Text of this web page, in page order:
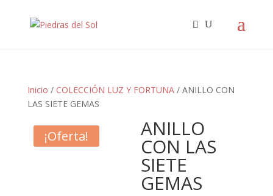
productos
Inicio / COLECCIÓN LUZ Y FORTUNA/ ANILLO CON
LAS SIETE GEMAS
¡Oferta! ANILLO
CON LAS
SIETE
GEMAS